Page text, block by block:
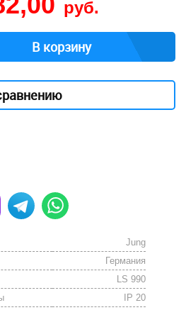
руб.
В корзину
Jung
Германия
LS 990
IP 20